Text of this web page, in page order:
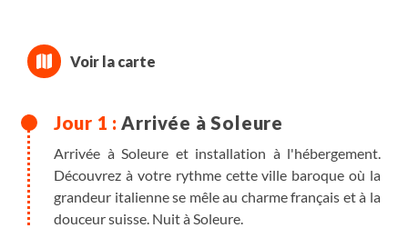
Arrivée à Soleure
Arrivée à Soleure et installation à l'hébergement.
Découvrez à votre rythme cette ville baroque où la
grandeur italienne se mêle au charme français et à la
douceur suisse. Nuit à Soleure.